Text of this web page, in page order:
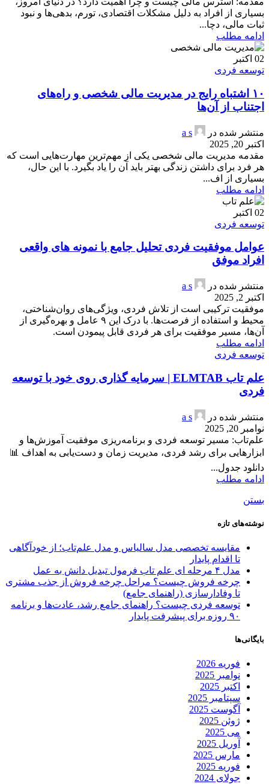
بسیاری از افراد به دلیل مشکلات اقتصادی، تورم، بدهی‌ها و نبود
ثبات مالی، دچا...
ادامه مطلب
02 اکتبر
توسعه فردی
۱۰ اشتباه رایج در مدیریت مالی شخصی و راه‌های
اجتناب از آن‌ها
منتشر شده در
a s
اکتبر 20, 2025
مقدمه مدیریت مالی شخصی یکی از مهم‌ترین مهارت‌هایی است که
هر فرد برای داشتن زندگی بهتر باید آن را یاد بگیرد. با این حال،
بسیاری از اف...
ادامه مطلب
02 اکتبر
توسعه فردی
عوامل موفقیت فردی تحلیل جامع با نمونه های واقعی
افراد موفق
منتشر شده در
a s
اکتبر 2, 2025
موفقیت ترکیبی است از تلاش فردی، ویژگی‌های روان‌شناختی،
محیط و استفاده از فرصت‌ها. با درک این ۹ عامل و بهره‌گیری از
آن‌ها، مسیر موفقیت برای هر فردی قابل پیمودن است.
ادامه مطلب
توسعه فردی
علم تاب ELMTAB | سرمایه گذاری روی خود با توسعه
فردی
منتشر شده در
a s
نوامبر 20, 2025
علم‌تاب: مسیر توسعه فردی و برنامه‌ریزی موفقیت آموزش‌ها و
ابزارهایی برای رشد فردی، مدیریت زمان و دست‌یابی به اهداف 📊
دانلود جدول...
ادامه مطلب
بستن
نوشته‌های تازه
مقایسه تخصصی مدل سالیاس و مدل علم‌تاب؛ از خودآگاهی
تا اقدام پایدار
مدل ۴ مرحله ای علم تاب فرمول تبدیل دانش به عمل
چرخه فروش چیست؟ مراحل چرخه فروش از جذب مشتری
تا وفادارسازی (راهنمای جامع)
توسعه فردی چیست؟ راهنمای جامع رشد، عادت‌ها و برنامه
۹۰ روزه برای پیشرفت پایدار
بایگانی‌ها
فوریه 2026
نوامبر 2025
اکتبر 2025
سپتامبر 2025
آگوست 2025
ژوئن 2025
می 2025
آوریل 2025
مارس 2025
فوریه 2025
جولای 2024